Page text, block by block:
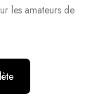
les amateurs de